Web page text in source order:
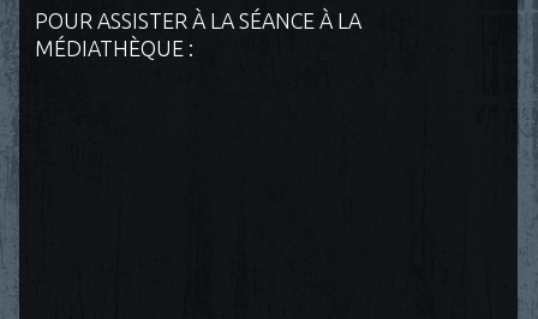
POUR ASSISTER À LA SÉANCE À LA
MÉDIATHÈQUE :